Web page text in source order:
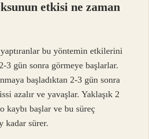
etkisi ne zaman
bu yöntemin etkilerini
3 gün sonra görmeye başlarlar.
başladıktan 2-3 gün sonra
azalır ve yavaşlar. Yaklaşık 2
kaybı başlar ve bu süreç
kadar sürer.